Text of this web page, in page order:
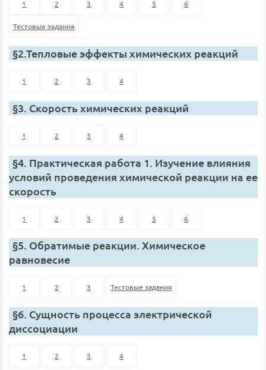
1 2 3 4 5 6
Тестовые задания
§2.Тепловые эффекты химических реакций
1 2 3 4
§3. Скорость химических реакций
1 2 3 4
§4. Практическая работа 1. Изучение влияния
условий проведения химической реакции на ее
скорость
1 2 3 4 5 6
§5. Обратимые реакции. Химическое
равновесие
1 2 3 Тестовые задания
§6. Сущность процесса электрической
диссоциации
1 2 3 4